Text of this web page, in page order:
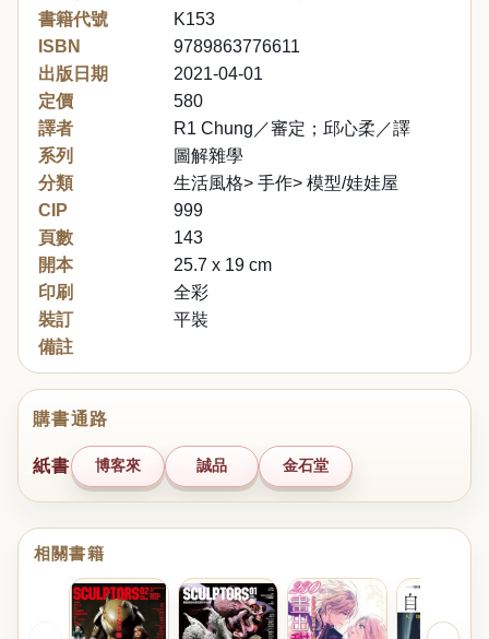
書籍代號
K153
ISBN
9789863776611
出版日期
2021-04-01
定價
580
譯者
R1 Chung／審定；邱心柔／譯
系列
圖解雜學
分類
生活風格> 手作> 模型/娃娃屋
CIP
999
頁數
143
開本
25.7 x 19 cm
印刷
全彩
裝訂
平裝
備註
購書通路
紙書 博客來 誠品 金石堂
相關書籍